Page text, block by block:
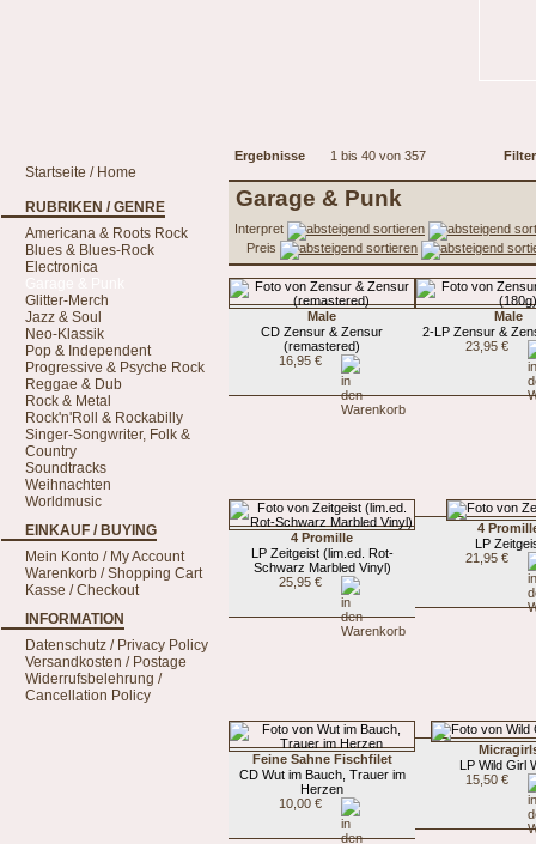
Ergebnisse 1 bis 40 von 357
Startseite / Home
RUBRIKEN / GENRE
Americana & Roots Rock
Blues & Blues-Rock
Electronica
Glitter-Merch
Jazz & Soul
Neo-Klassik
Pop & Independent
Progressive & Psyche Rock
Reggae & Dub
Rock & Metal
Rock'n'Roll & Rockabilly
Singer-Songwriter, Folk &
Country
Soundtracks
Weihnachten
Worldmusic
EINKAUF / BUYING
Mein Konto / My Account
Warenkorb / Shopping Cart
Kasse / Checkout
INFORMATION
Datenschutz / Privacy Policy
Versandkosten / Postage
Widerrufsbelehrung /
Cancellation Policy
Garage & Punk
Interpret
Preis
Male
CD Zensur & Zensur
(remastered)
16,95 €
Male
2-LP Zensur &
23,95 €
4 Promille
LP Zeitgeist (lim.ed. Rot-
Schwarz Marbled Vinyl)
25,95 €
4
LP
21,95 €
Feine Sahne Fischfilet
CD Wut im Bauch, Trauer im
Herzen
10,00 €
LP Wild Girl
15,50 €